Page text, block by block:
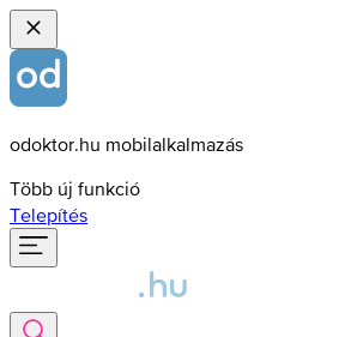
odoktor.hu mobilalkalmazás
Több új funkció
Telepítés